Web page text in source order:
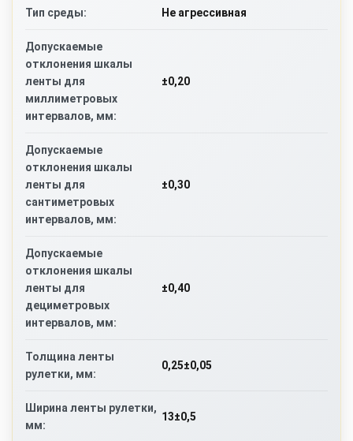
Тип среды: Не агрессивная
Допускаемые
отклонения шкалы
ленты для
миллиметровых
интервалов, мм:
±0,20
Допускаемые
отклонения шкалы
ленты для
сантиметровых
интервалов, мм:
±0,30
Допускаемые
отклонения шкалы
ленты для
дециметровых
интервалов, мм:
±0,40
Толщина ленты
рулетки, мм:
0,25±0,05
Ширина ленты рулетки,
мм:
13±0,5